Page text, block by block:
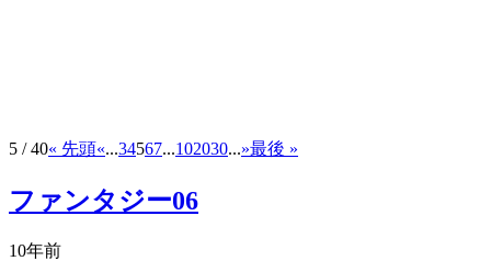
5 / 40« 先頭«...34567...102030...»最後 »
ファンタジー06
10年前